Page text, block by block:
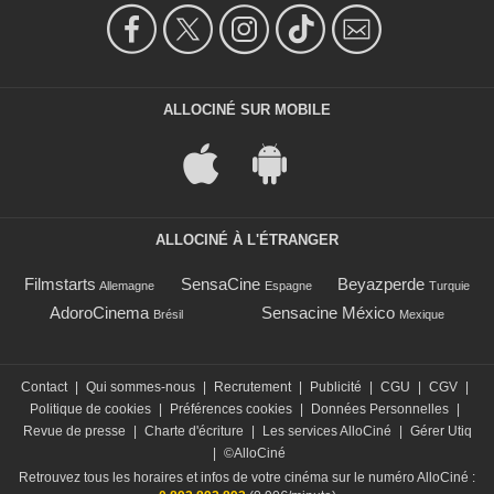
ALLOCINÉ SUR MOBILE
ALLOCINÉ À L'ÉTRANGER
Filmstarts Allemagne SensaCine Espagne Beyazperde Turquie
AdoroCinema Brésil Sensacine México Mexique
Contact Qui sommes-nous Recrutement Publicité CGU CGV
Politique de cookies
Préférences cookies Données Personnelles
Revue de presse
Charte d'écriture Les services AlloCiné
Gérer Utiq
©AlloCiné
Retrouvez tous les horaires et infos de votre cinéma sur le numéro AlloCiné :